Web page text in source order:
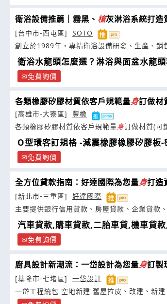
衛浴設備推薦｜霧黑、 槍灰淋浴系統打造
[台中市-西屯區]
SOTO
創立於1989年，專精衛浴設備研發、生產、銷
衛浴水龍頭怎麼選？淋浴與面盆水龍
免費詢價
各類橡膠矽膠材質依客戶規範量身訂做材
[高雄市-大寮區]
豐橡
各類橡膠矽膠材質依客戶規範量身訂做材質(可
O型環客訂規格 -減震橡膠橡膠矽膠板-
免費詢價
全方位貸款指南：好達國際為您量身打造
[新北市-三重區]
好達國際
主要提供銀行信用貸款、房屋貸款、企業貸款
汽車貸款,購車貸款,二胎車貸,機車貸
免費詢價
廚具設計新潮流：一岱設計為您量身訂製
[基隆市-七堵區]
一岱設計
一岱工程統包 空地新建 舊屋拉皮、改建、新